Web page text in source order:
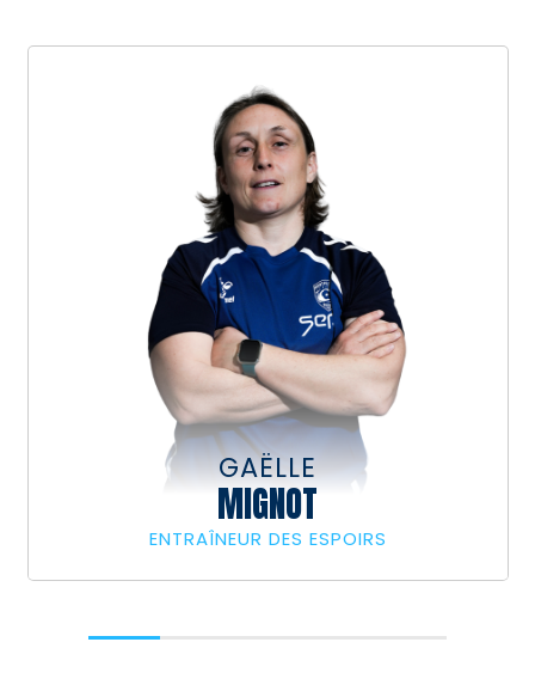
GAËLLE
MIGNOT
ENTRAÎNEUR DES ESPOIRS